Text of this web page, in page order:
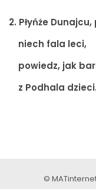
2. Płyńże
niech fala leci,
powiedz, jak
z Podhala dzieci.
©